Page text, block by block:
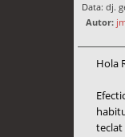
Data: dj.
Autor:
Hola
teclat